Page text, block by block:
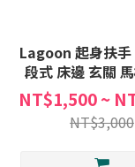
Lagoon 起身扶手
段式 床邊 玄關
起身 安全 扶手 防
NT$1,500 ~
NT$3,000